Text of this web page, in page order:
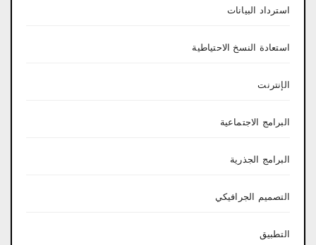
استرداد البيانات
استعادة النسخ الاحتياطية
الإنترنت
البرامج الاجتماعية
البرامج الجذرية
التصميم الجرافيكي
التطبيق